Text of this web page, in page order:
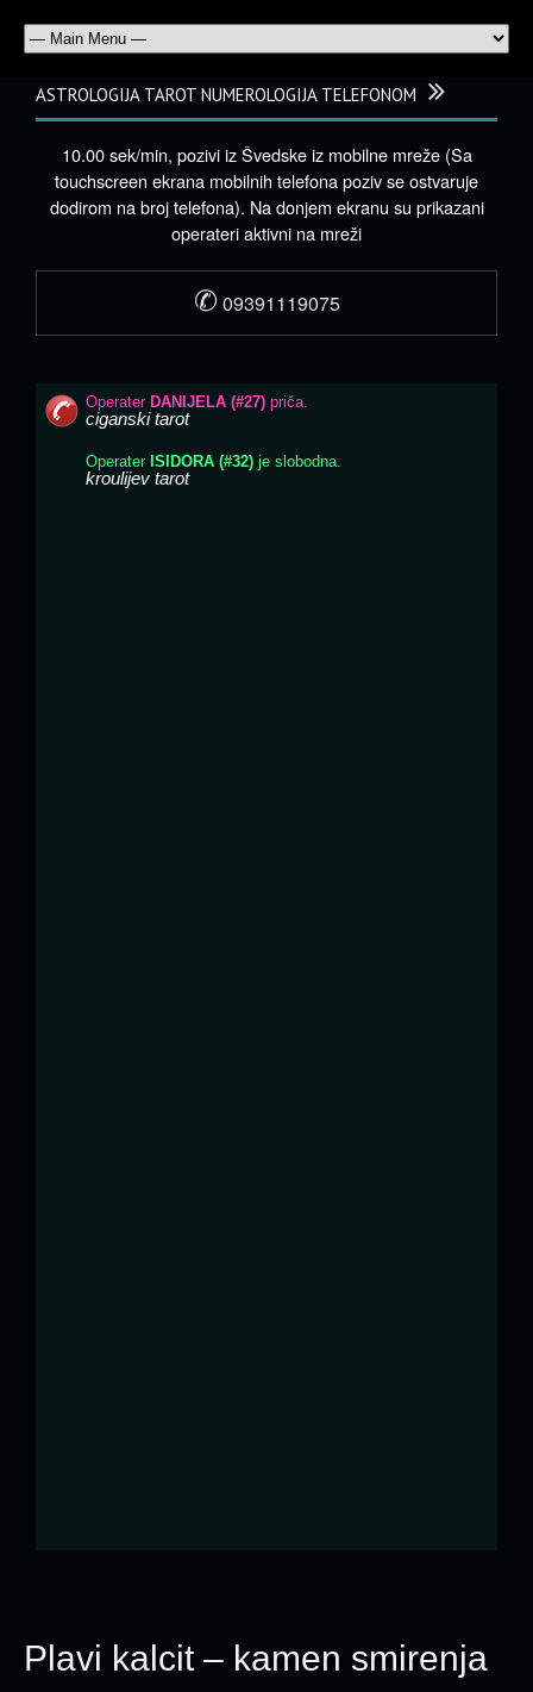
Plavi kalcit – kamen smirenja
ASTROLOGIJA TAROT NUMEROLOGIJA TELEFONOM
10.00 sek/min, pozivi iz Švedske iz mobilne mreže (Sa
touchscreen ekrana mobilnih telefona poziv se ostvaruje
dodirom na broj telefona). Na donjem ekranu su prikazani
operateri aktivni na mreži
✆ 09391119075